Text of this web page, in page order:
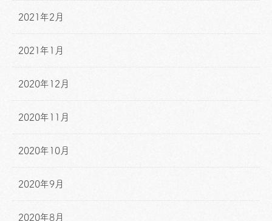
2021年2月
2021年1月
2020年12月
2020年11月
2020年10月
2020年9月
2020年8月